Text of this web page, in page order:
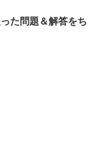
た問題＆解答をち